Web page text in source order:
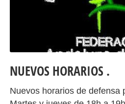
NUEVOS HORARIOS .
Nuevos horarios de defensa